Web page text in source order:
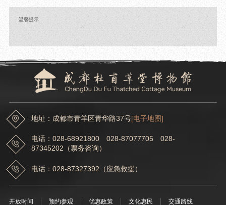
温馨提示
地址：成都市青羊区青华路37号[电子地图]
电话：028-68921800 028-87077705 028-
87345202（票务咨询）
电话：028-87327392（应急救援）
开放时间 预约参观 优惠政策 文化惠民 交通路线